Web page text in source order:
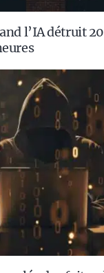
l’IA détruit